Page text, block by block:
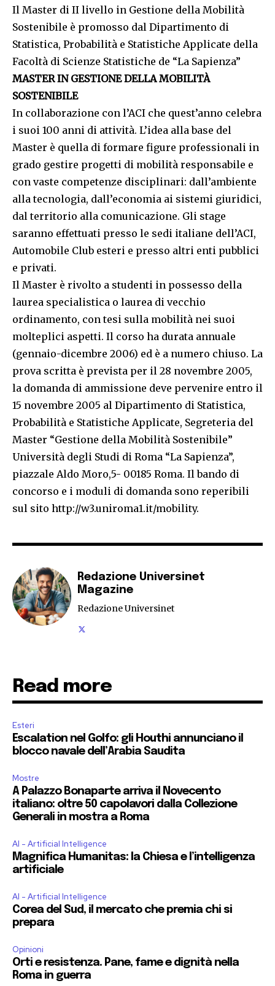
Il Master di II livello in Gestione della Mobilità
Sostenibile è promosso dal Dipartimento di
Statistica, Probabilità e Statistiche Applicate della
Facoltà di Scienze Statistiche de “La Sapienza”
MASTER IN GESTIONE DELLA MOBILITÀ
SOSTENIBILE
In collaborazione con l’ACI che quest’anno celebra
i suoi 100 anni di attività. L’idea alla base del
Master è quella di formare figure professionali in
grado gestire progetti di mobilità responsabile e
con vaste competenze disciplinari: dall’ambiente
alla tecnologia, dall’economia ai sistemi giuridici,
dal territorio alla comunicazione. Gli stage
saranno effettuati presso le sedi italiane dell’ACI,
Automobile Club esteri e presso altri enti pubblici
e privati.
Il Master è rivolto a studenti in possesso della
laurea specialistica o laurea di vecchio
ordinamento, con tesi sulla mobilità nei suoi
molteplici aspetti. Il corso ha durata annuale
(gennaio-dicembre 2006) ed è a numero chiuso. La
prova scritta è prevista per il 28 novembre 2005,
la domanda di ammissione deve pervenire entro il
15 novembre 2005 al Dipartimento di Statistica,
Probabilità e Statistiche Applicate, Segreteria del
Master “Gestione della Mobilità Sostenibile”
Università degli Studi di Roma “La Sapienza”,
piazzale Aldo Moro,5- 00185 Roma. Il bando di
concorso e i moduli di domanda sono reperibili
sul sito http://w3.uniroma1.it/mobility.
Redazione Universinet
Magazine
Redazione Universinet
Read more
Esteri
Escalation nel Golfo: gli Houthi annunciano il
blocco navale dell’Arabia Saudita
Mostre
A Palazzo Bonaparte arriva il Novecento
italiano: oltre 50 capolavori dalla Collezione
Generali in mostra a Roma
AI - Artificial Intelligence
Magnifica Humanitas: la Chiesa e l’intelligenza
artificiale
AI - Artificial Intelligence
Corea del Sud, il mercato che premia chi si
prepara
Opinioni
Orti e resistenza. Pane, fame e dignità nella
Roma in guerra